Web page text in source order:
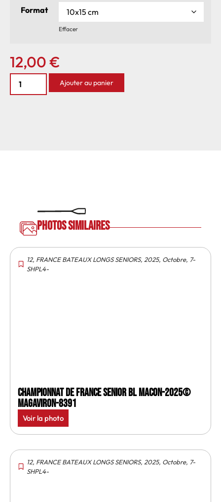
Format
Effacer
12,00€
Ajouter au panier
Photos similaires
12, FRANCE BATEAUX LONGS SENIORS, 2025, Octobre, 7-
SHPL4-
Championnat de France senior BL Macon-2025©
MagAviron-8391
Voir la photo
12, FRANCE BATEAUX LONGS SENIORS, 2025, Octobre, 7-
SHPL4-